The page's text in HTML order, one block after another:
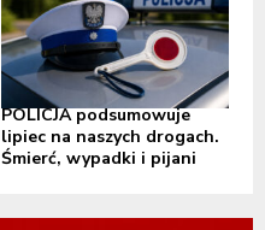
POLICJA podsumowuje
lipiec na naszych drogach.
Śmierć, wypadki i pijani